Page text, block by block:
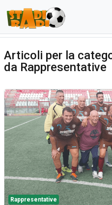
Articoli per la
da Rappresentative
Rappresentative